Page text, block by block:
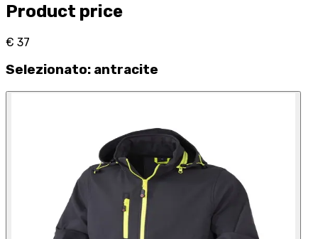
Product price
€ 37
Selezionato: antracite